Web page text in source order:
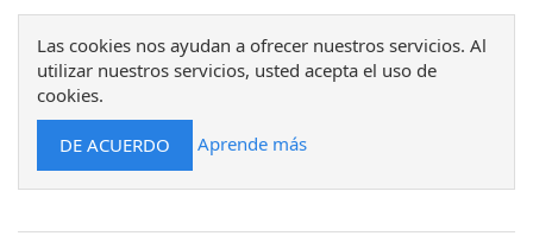
Las cookies nos ayudan a ofrecer nuestros servicios. Al
utilizar nuestros servicios, usted acepta el uso de
cookies.
Aprende más